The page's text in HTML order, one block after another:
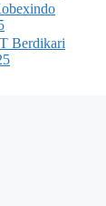
Berdikari